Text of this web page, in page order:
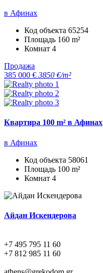
в Афинах
Код объекта 65254
Площадь 160 m²
Комнат 4
Продажа
385 000 € 3850 €/m²
Квартира 100 m² в Афинах
в Афинах
Код объекта 58061
Площадь 100 m²
Комнат 4
Айдан Искендерова
+7 495 795 11 60
+7 812 985 11 60